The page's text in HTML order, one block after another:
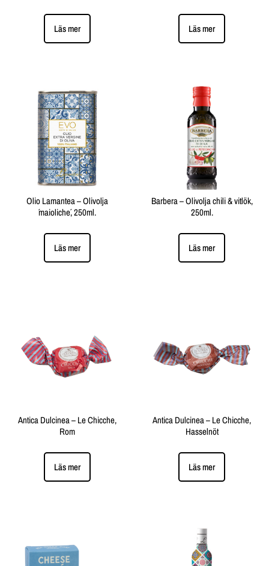
Läs mer Läs mer
Olio Lamantea – Olivolja
´maioliche´, 250ml.
Läs mer
Barbera – Olivolja chili & vitlök,
250ml.
Läs mer
Antica Dulcinea – Le Chicche,
Rom
Läs mer
Antica Dulcinea – Le Chicche,
Hasselnöt
Läs mer